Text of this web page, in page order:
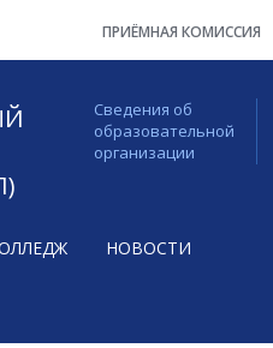
ПРИЁМНАЯ КОМИССИЯ
Сведения об
образовательной
организации
НОВОСТИ